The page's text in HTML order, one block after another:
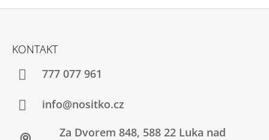
KONTAKT
777 077 961
info@nositko.cz
Za Dvorem 848, 588 22 Luka nad